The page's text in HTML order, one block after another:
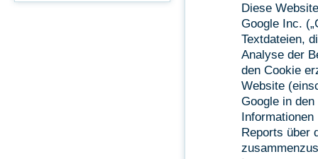
Diese
Google Inc.
Textdateien,
Analyse der
den Cookie
Website
Google in
Reports über